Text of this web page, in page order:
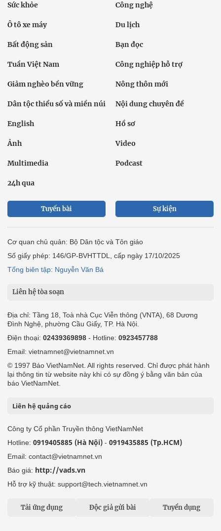
Sức khỏe Công nghệ
Ô tô xe máy Du lịch
Bất động sản Bạn đọc
Tuần Việt Nam Công nghiệp hỗ trợ
Giảm nghèo bền vững Nông thôn mới
Dân tộc thiểu số và miền núi Nội dung chuyên đề
English Hồ sơ
Ảnh Video
Multimedia Podcast
24h qua
Tuyến bài Sự kiện
Cơ quan chủ quản: Bộ Dân tộc và Tôn giáo
Số giấy phép: 146/GP-BVHTTDL, cấp ngày 17/10/2025
Tổng biên tập: Nguyễn Văn Bá
Liên hệ tòa soạn
Địa chỉ: Tầng 18, Toà nhà Cục Viễn thông (VNTA), 68 Dương
Đình Nghệ, phường Cầu Giấy, TP. Hà Nội.
Điện thoại: 02439369898 - Hotline: 0923457788
Email: vietnamnet@vietnamnet.vn
© 1997 Báo VietNamNet. All rights reserved. Chỉ được phát hành
lại thông tin từ website này khi có sự đồng ý bằng văn bản của
báo VietNamNet.
Liên hệ quảng cáo
Công ty Cổ phần Truyền thông VietNamNet
Hotline: 0919405885 (Hà Nội) - 0919435885 (Tp.HCM)
Email: contact@vietnamnet.vn
Báo giá: http://vads.vn
Hỗ trợ kỹ thuật: support@tech.vietnamnet.vn
Tải ứng dụng Độc giả gửi bài Tuyển dụng